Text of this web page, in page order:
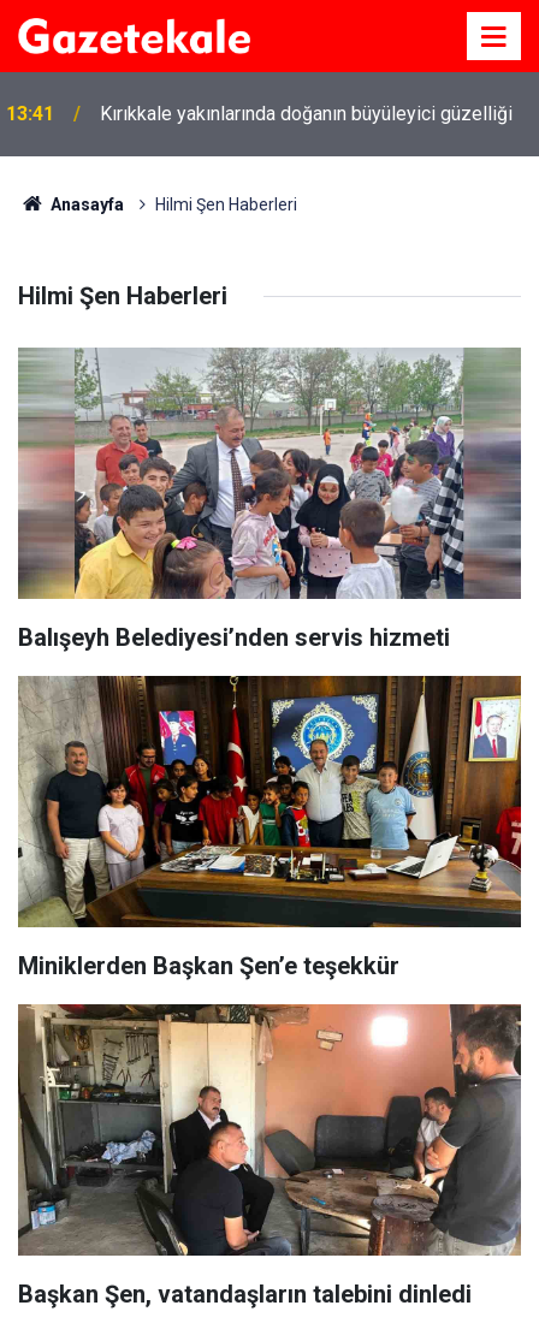
13:41 Kırıkkale yakınlarında doğanın büyüleyici güzelliği
Anasayfa Hilmi Şen Haberleri
Hilmi Şen Haberleri
Balışeyh Belediyesi’nden servis hizmeti
Miniklerden Başkan Şen’e teşekkür
Başkan Şen, vatandaşların talebini dinledi